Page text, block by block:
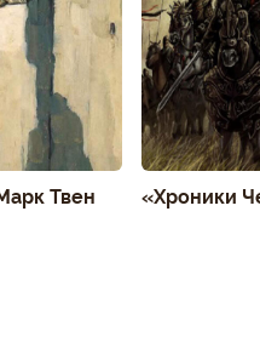
Твен «Хроники